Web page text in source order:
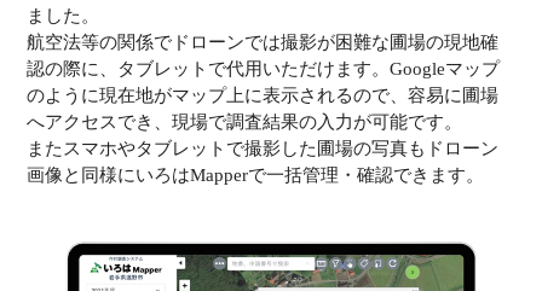
ました。
航空法等の関係でドローンでは撮影が困難な圃場の現地確
認の際に、タブレットで代用いただけます。Googleマップ
のように現在地がマップ上に表示されるので、容易に圃場
へアクセスでき、現場で調査結果の入力が可能です。
またスマホやタブレットで撮影した圃場の写真もドローン
画像と同様にいろはMapperで一括管理・確認できます。